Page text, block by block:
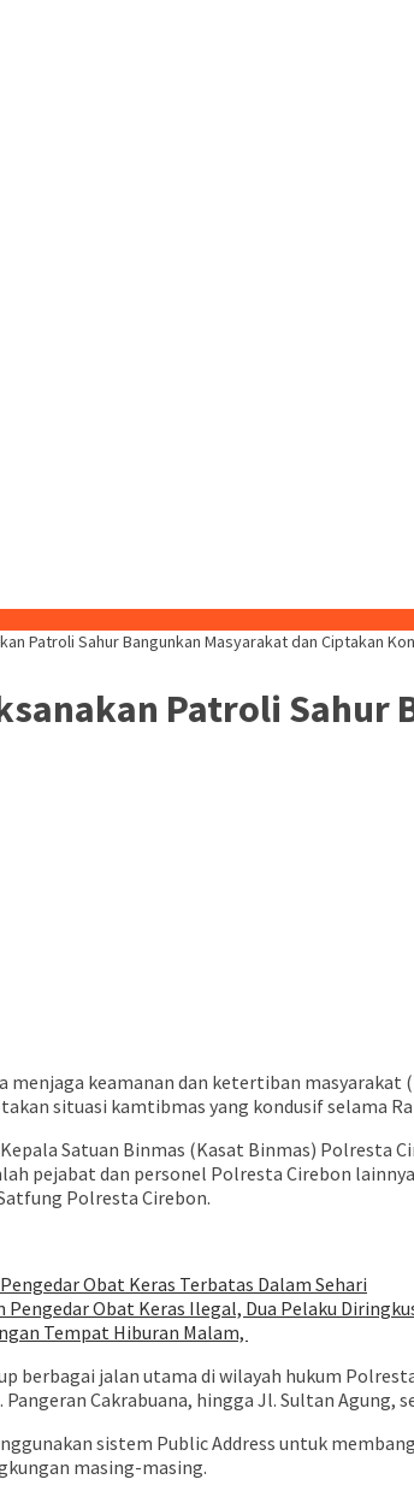
Patroli Sahur Bangunkan Masyarakat dan Ciptakan
Patroli
menjaga keamanan dan ketertiban
situasi kamtibmas yang kondusif selama
Satuan Binmas (Kasat Binmas) Polresta
pejabat dan personel Polresta Cirebon
Polresta Cirebon.
Obat Keras Terbatas Dalam Sehari
Obat Keras Ilegal, Dua Pelaku
Tempat Hiburan Malam,
berbagai jalan utama di wilayah hukum
Pangeran Cakrabuana, hingga Jl. Sultan
sistem Public Address untuk
masing-masing.